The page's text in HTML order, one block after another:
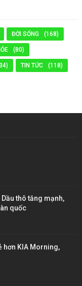
ĐỜI SỐNG (168)
(80)
TIN TỨC (118)
thô tăng mạnh,
quốc
hơn KIA Morning,